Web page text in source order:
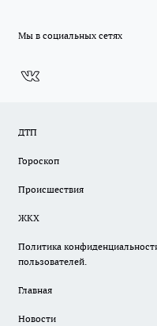
Мы в социальных сетях
ДТП
Гороскоп
Происшествия
ЖКХ
Политика
пользователей.
Главная
Новости